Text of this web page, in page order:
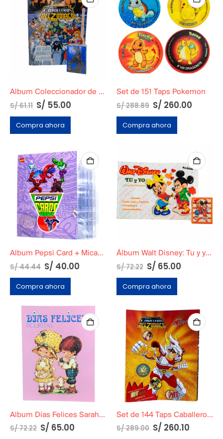
Album Coleccionador de Cards de Caballeros del Zodiaco 1
S/61.11 S/ 55.00
Compra ahora
Set de 151 Taps Pokemon
S/288.89 S/ 260.00
Compra ahora
Album Pepsi Card + Micas + Tornillos (Solo Album)
S/44.44 S/ 40.00
Compra ahora
Álbum Walt Disney: Tu y yo en Tapa Blanda
S/72.22 S/ 65.00
Compra ahora
Album Días Felices Sarah Key
S/72.22 S/ 65.00
Set de 144 Taps Caballeros del Zodiaco
S/289.00 S/ 260.10